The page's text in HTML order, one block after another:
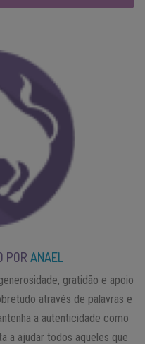
POR ANAEL
gratidão e apoio
através de palavras e
a autenticidade como
a ajudar todos aqueles que